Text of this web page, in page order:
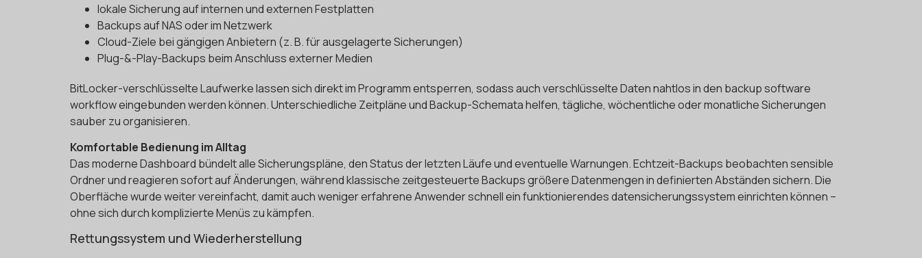
lokale Sicherung auf internen und externen Festplatten
Backups auf NAS oder im Netzwerk
Cloud-Ziele bei gängigen Anbietern (z. B. für ausgelagerte Sicherungen)
Plug-&-Play-Backups beim Anschluss externer Medien
BitLocker-verschlüsselte Laufwerke lassen sich direkt im Programm entsperren, sodass auch verschlüsselte Daten nahtlos in den backup software
workflow eingebunden werden können. Unterschiedliche Zeitpläne und Backup-Schemata helfen, tägliche, wöchentliche oder monatliche Sicherungen
sauber zu organisieren.
Komfortable Bedienung im Alltag
Das moderne Dashboard bündelt alle Sicherungspläne, den Status der letzten Läufe und eventuelle Warnungen. Echtzeit-Backups beobachten sensible
Ordner und reagieren sofort auf Änderungen, während klassische zeitgesteuerte Backups größere Datenmengen in definierten Abständen sichern. Die
Oberfläche wurde weiter vereinfacht, damit auch weniger erfahrene Anwender schnell ein funktionierendes datensicherungssystem einrichten können –
ohne sich durch komplizierte Menüs zu kämpfen.
Rettungssystem und Wiederherstellung